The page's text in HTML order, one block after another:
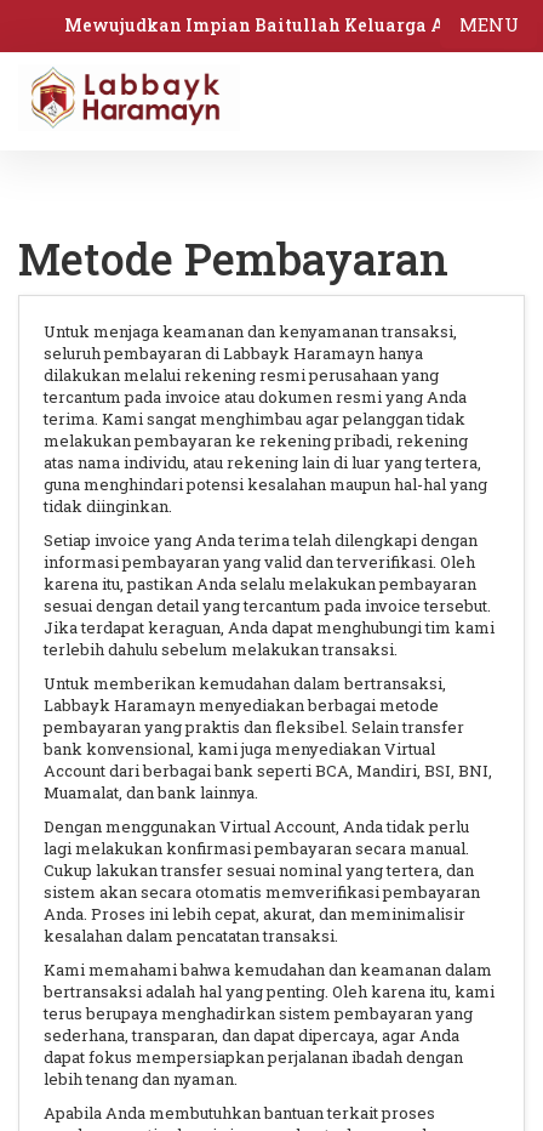
Mewujudkan Impian Baitullah Keluarga Anda
Metode Pembayaran
Untuk menjaga keamanan dan kenyamanan transaksi,
seluruh pembayaran di Labbayk Haramayn hanya
dilakukan melalui rekening resmi perusahaan yang
tercantum pada invoice atau dokumen resmi yang Anda
terima. Kami sangat menghimbau agar pelanggan tidak
melakukan pembayaran ke rekening pribadi, rekening
atas nama individu, atau rekening lain di luar yang tertera,
guna menghindari potensi kesalahan maupun hal-hal yang
tidak diinginkan.
Setiap invoice yang Anda terima telah dilengkapi dengan
informasi pembayaran yang valid dan terverifikasi. Oleh
karena itu, pastikan Anda selalu melakukan pembayaran
sesuai dengan detail yang tercantum pada invoice tersebut.
Jika terdapat keraguan, Anda dapat menghubungi tim kami
terlebih dahulu sebelum melakukan transaksi.
Untuk memberikan kemudahan dalam bertransaksi,
Labbayk Haramayn menyediakan berbagai metode
pembayaran yang praktis dan fleksibel. Selain transfer
bank konvensional, kami juga menyediakan Virtual
Account dari berbagai bank seperti BCA, Mandiri, BSI, BNI,
Muamalat, dan bank lainnya.
Dengan menggunakan Virtual Account, Anda tidak perlu
lagi melakukan konfirmasi pembayaran secara manual.
Cukup lakukan transfer sesuai nominal yang tertera, dan
sistem akan secara otomatis memverifikasi pembayaran
Anda. Proses ini lebih cepat, akurat, dan meminimalisir
kesalahan dalam pencatatan transaksi.
Kami memahami bahwa kemudahan dan keamanan dalam
bertransaksi adalah hal yang penting. Oleh karena itu, kami
terus berupaya menghadirkan sistem pembayaran yang
sederhana, transparan, dan dapat dipercaya, agar Anda
dapat fokus mempersiapkan perjalanan ibadah dengan
lebih tenang dan nyaman.
Apabila Anda membutuhkan bantuan terkait proses
MENU